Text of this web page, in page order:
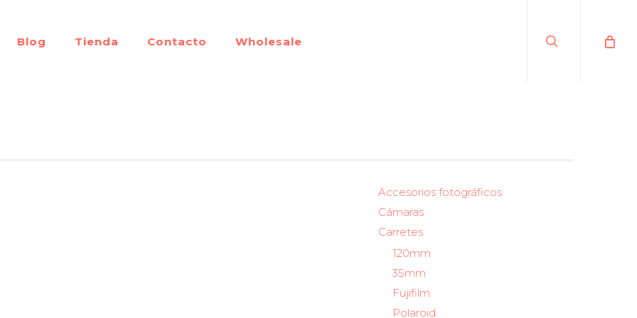
Blog Tienda Contacto Wholesale
Accesorios fotográficos
Cámaras
Carretes
120mm
35mm
Fujifilm
Polaroid